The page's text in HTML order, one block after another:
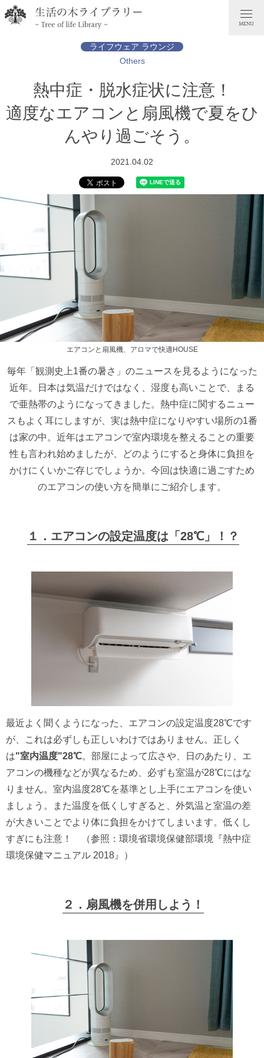
ライフウェア ラウンジ
Others
熱中症・脱水症状に注意！
適度なエアコンと扇風機で夏をひ
んやり過ごそう。
2021.04.02
エアコンと扇風機、アロマで快適HOUSE
毎年「観測史上1番の暑さ」のニュースを見るようになった
近年。日本は気温だけではなく、湿度も高いことで、まる
で亜熱帯のようになってきました。熱中症に関するニュー
スもよく耳にしますが、実は熱中症になりやすい場所の1番
は家の中。近年はエアコンで室内環境を整えることの重要
性も言われ始めましたが、どのようにすると身体に負担を
かけにくいかご存じでしょうか。今回は快適に過ごすため
のエアコンの使い方を簡単にご紹介します。
１．エアコンの設定温度は 「28℃」！？
最近よく聞くようになった、エアコンの設定温度28℃です
が、これは必ずしも正しいわけではありません。正しく
は"室内温度"28℃。部屋によって広さや、日のあたり、エ
アコンの機種などが異なるため、必ずも室温が28℃にはな
りません。室内温度28℃を基準とし上手にエアコンを使い
ましょう。また温度を低くしすぎると、外気温と室温の差
が大きいことでより体に負担をかけてしまいます。低くし
すぎにも注意！ （参照：環境省環境保健部環境『熱中症
環境保健マニュアル 2018』）
２．扇風機を併用しよう ！